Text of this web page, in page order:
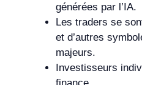
générées par l’IA.
Les traders se
et d’autres
majeurs.
Investisseurs